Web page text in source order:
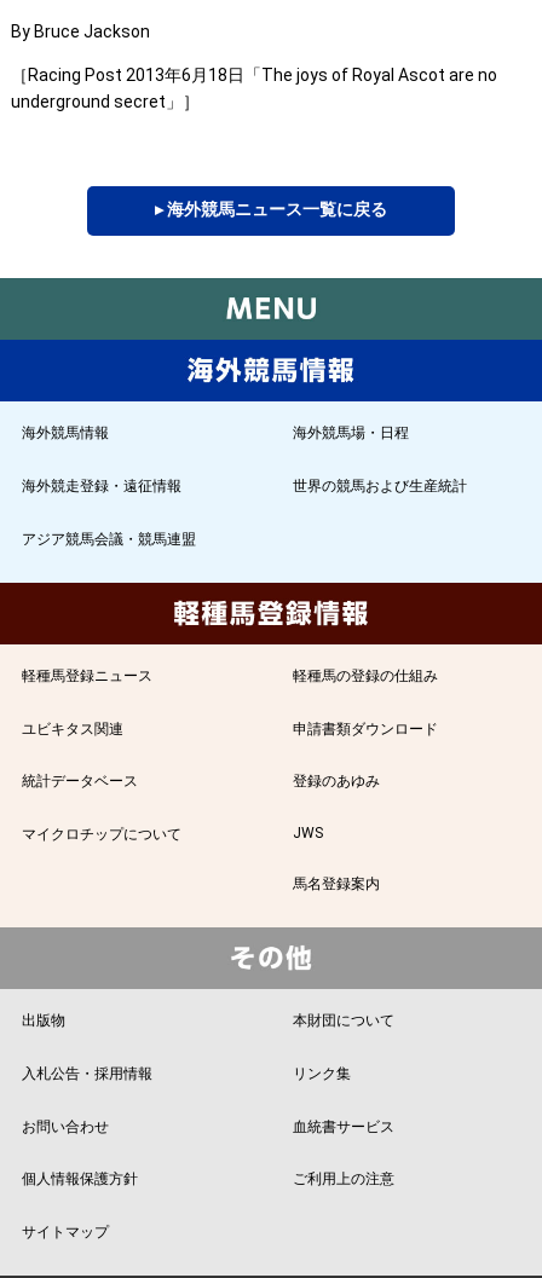
By Bruce Jackson
［Racing Post 2013年6月18日「The joys of Royal Ascot are no
underground secret」］
▸ 海外競馬ニュース一覧に戻る
海外競馬情報 海外競馬場・日程
海外競走登録・遠征情報 世界の競馬および生産統計
アジア競馬会議・競馬連盟
軽種馬登録ニュース 軽種馬の登録の仕組み
ユビキタス関連 申請書類ダウンロード
統計データベース 登録のあゆみ
マイクロチップについて JWS
馬名登録案内
出版物 本財団について
入札公告・採用情報 リンク集
お問い合わせ 血統書サービス
個人情報保護方針 ご利用上の注意
サイトマップ